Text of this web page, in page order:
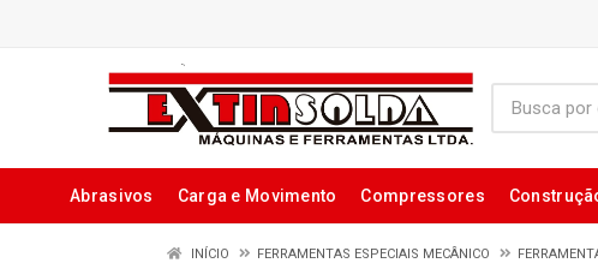
Abrasivos Carga e Movimento Compressores
INÍCIO FERRAMENTAS ESPECIAIS MECÂNICO